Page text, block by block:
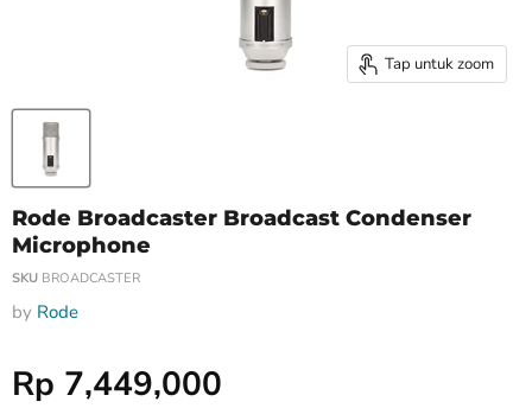
Tap untuk zoom
Rode Broadcaster Broadcast Condenser
Microphone
SKU BROADCASTER
by Rode
Harga Special
Rp 7,449,000